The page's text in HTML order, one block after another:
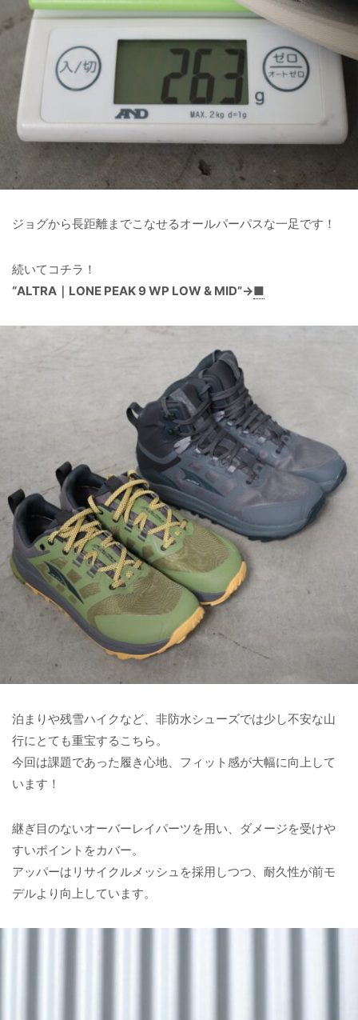
ジョグから長距離までこなせるオールパーパスな一足です！
続いてコチラ！
“ALTRA｜LONE PEAK 9 WP LOW & MID”→■
泊まりや残雪ハイクなど、非防水シューズでは少し不安な山
行にとても重宝するこちら。
今回は課題であった履き心地、フィット感が大幅に向上して
います！
継ぎ目のないオーバーレイパーツを用い、ダメージを受けや
すいポイントをカバー。
アッパーはリサイクルメッシュを採用しつつ、耐久性が前モ
デルより向上しています。